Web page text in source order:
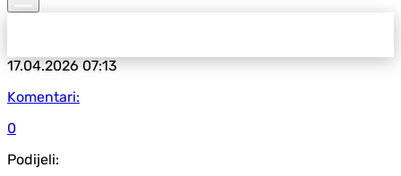
17.04.202607:13
Komentari:
0
Podijeli: